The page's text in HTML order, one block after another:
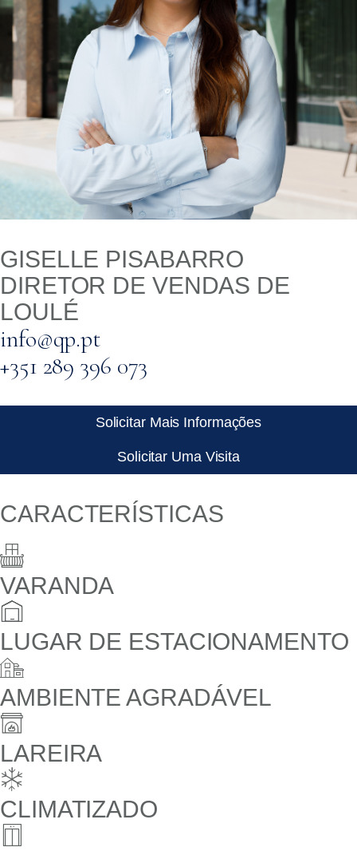
GISELLE PISABARRO
DIRETOR DE VENDAS DE
LOULÉ
info@qp.pt
+351 289 396 073
Solicitar Mais Informações
Solicitar Uma Visita
CARACTERÍSTICAS
VARANDA
LUGAR DE ESTACIONAMENTO
AMBIENTE AGRADÁVEL
LAREIRA
CLIMATIZADO